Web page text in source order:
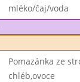
mléko/čaj/voda
Pomazánka ze
chléb,ovoce